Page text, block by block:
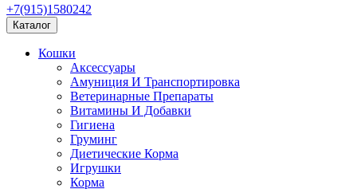
+7(915)1580242
Каталог
Кошки
Аксессуары
Амуниция И Транспортировка
Ветеринарные Препараты
Витамины И Добавки
Гигиена
Груминг
Диетические Корма
Игрушки
Корма